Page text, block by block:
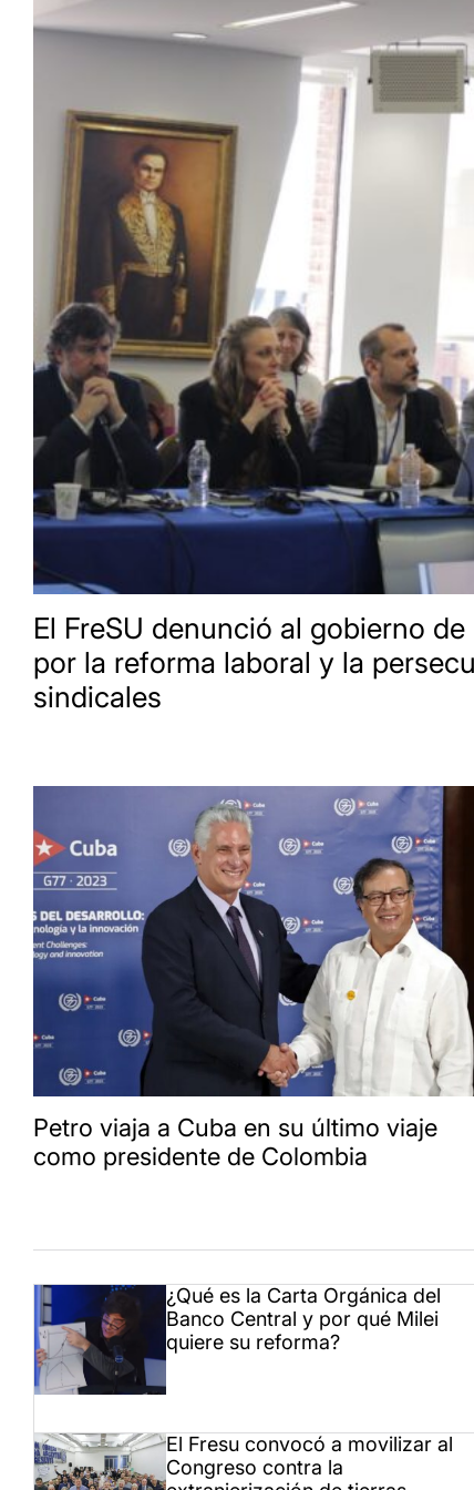
El FreSU denunció al gobierno
por la reforma laboral y la
sindicales
Petro viaja a Cuba en su último viaje
como presidente de Colombia
¿Qué es la Carta Orgánica del
Banco Central y por qué Milei
quiere su reforma?
El Fresu convocó a movilizar al
Congreso contra la